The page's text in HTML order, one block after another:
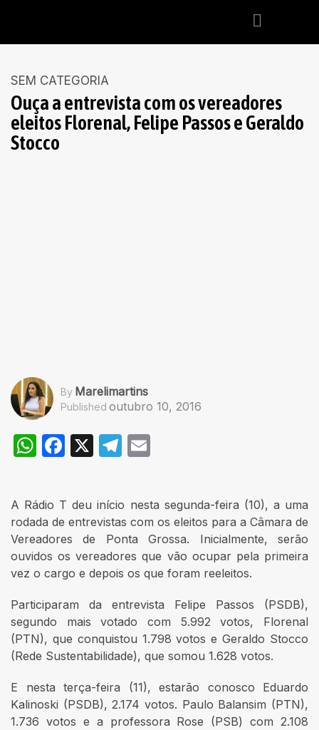
SEM CATEGORIA
Ouça a entrevista com os vereadores
eleitos Florenal, Felipe Passos e Geraldo
Stocco
By Marelimartins
Published outubro 10, 2016
WhatsApp
Facebook
X Telegram
A Rádio T deu início nesta segunda-feira (10), a uma
rodada de entrevistas com os eleitos para a Câmara de
Vereadores de Ponta Grossa. Inicialmente, serão
ouvidos os vereadores que vão ocupar pela primeira
vez o cargo e depois os que foram reeleitos.
Participaram da entrevista Felipe Passos (PSDB),
segundo mais votado com 5.992 votos, Florenal
(PTN), que conquistou 1.798 votos e Geraldo Stocco
(Rede Sustentabilidade), que somou 1.628 votos.
E nesta terça-feira (11), estarão conosco Eduardo
Kalinoski (PSDB), 2.174 votos. Paulo Balansim (PTN),
1.736 votos e a professora Rose (PSB) com 2.108